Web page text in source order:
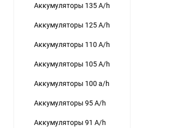
Аккумуляторы 135 A/h
Аккумуляторы 125 A/h
Аккумуляторы 110 A/h
Аккумуляторы 105 A/h
Аккумуляторы 100 a/h
Аккумуляторы 95 A/h
Аккумуляторы 91 A/h